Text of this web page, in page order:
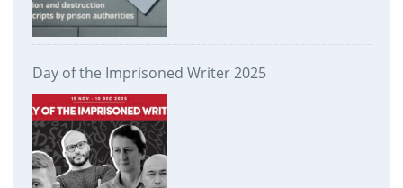
Day of the Imprisoned Writer 2025